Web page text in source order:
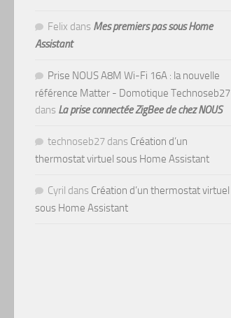
Felix dans Mes premiers pas sous Home
Assistant
Prise NOUS A8M Wi-Fi 16A : la nouvelle
référence Matter - Domotique Technoseb27
dans La prise connectée ZigBee de chez NOUS
technoseb27 dans Création d’un
thermostat virtuel sous Home Assistant
Cyril dans Création d’un thermostat virtuel
sous Home Assistant